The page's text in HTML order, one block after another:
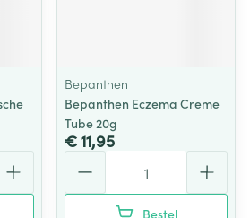
Bepanthen
Bepanthen Eczema Creme
Tube 20g
€ 11,95
Bestel